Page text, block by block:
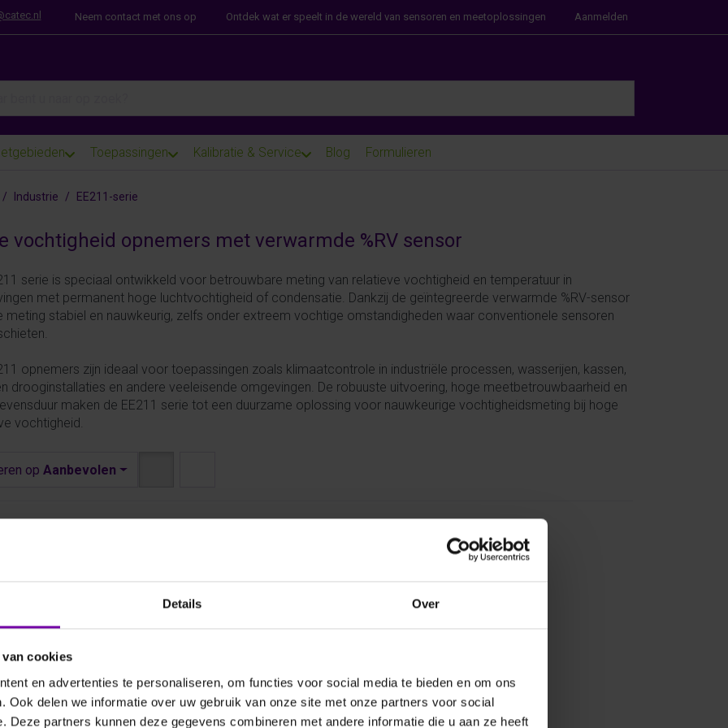
Details Over
cookies
en advertenties te personaliseren, om functies voor social media te bieden en om ons
Ook delen we informatie over uw gebruik van onze site met onze partners voor social
Deze partners kunnen deze gegevens combineren met andere informatie die u aan ze heeft
Neem contact met ons op Ontdek wat er speelt in de wereld van sensoren en meetoplossingen Aanmelden
Toepassingen Kalibratie & Service Blog Formulieren
Industrie EE211-serie
vochtigheid opnemers met verwarmde %RV sensor
serie is speciaal ontwikkeld voor betrouwbare meting van relatieve vochtigheid en temperatuur in
met permanent hoge luchtvochtigheid of condensatie. Dankzij de geïntegreerde verwarmde %RV-sensor
meting stabiel en nauwkeurig, zelfs onder extreem vochtige omstandigheden waar conventionele sensoren
opnemers zijn ideaal voor toepassingen zoals klimaatcontrole in industriële processen, wasserijen, kassen,
drooginstallaties en andere veeleisende omgevingen. De robuuste uitvoering, hoge meetbetrouwbaarheid en
maken de EE211 serie tot een duurzame oplossing voor nauwkeurige vochtigheidsmeting bij hoge
vochtigheid.
op Aanbevolen
serie